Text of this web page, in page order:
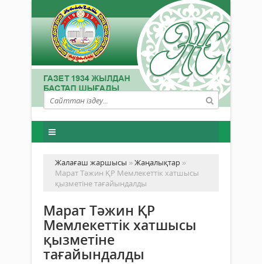
Жалағаш жаршысы »Жаңалықтар »
Марат Тәжин ҚР Мемлекеттік хатшысы
қызметіне тағайындалды
Марат Тәжин ҚР
Мемлекеттік хатшысы
қызметіне
тағайындалды